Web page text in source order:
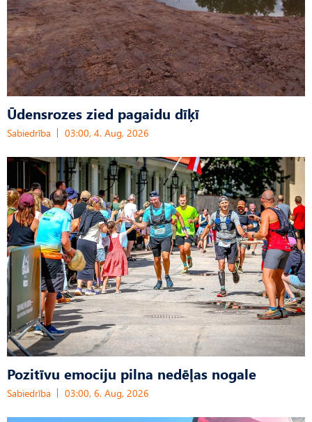
Ūdensrozes zied pagaidu dīķī
Sabiedrība 03:00, 4. Aug, 2026
Pozitīvu emociju pilna nedēļas nogale
Sabiedrība 03:00, 6. Aug, 2026